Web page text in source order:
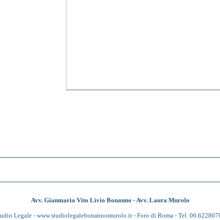
Avv. Gianmaria Vito Livio Bonanno - Avv. Laura Murolo
Legale - www.studiolegalebonannomurolo.it - Foro di Roma - Tel.